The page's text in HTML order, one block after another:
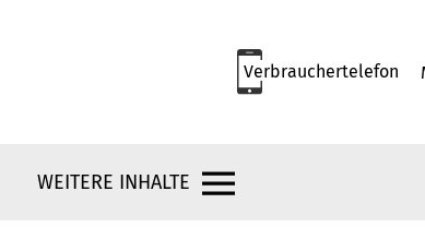
Verbrauchertelefon
WEITERE INHALTE